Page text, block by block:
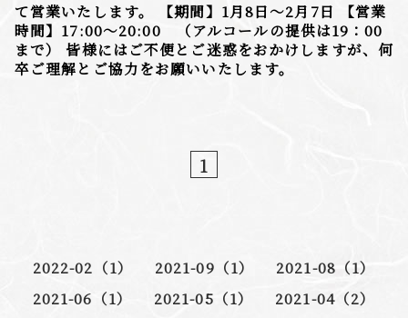
て営業いたします。 【期間】1月8日〜2月7日 【営業
時間】17:00〜20:00 （アルコールの提供は19：00
まで） 皆様にはご不便とご迷惑をおかけしますが、何
卒ご理解とご協力をお願いいたします。
1
2022-02（1） 2021-09（1）
2021-08（1）
2021-06（1）
2021-05（1）
2021-04（2）